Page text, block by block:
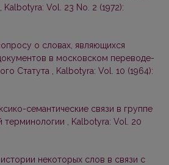
Kalbotyra: Vol. 23 No. 2 (1972):
о словах, являющихся
в московском переводе-
Статута
Kalbotyra: Vol. 10 (1964):
семантические связи в группе
терминологии
Kalbotyra: Vol. 20
некоторых слов в связи с